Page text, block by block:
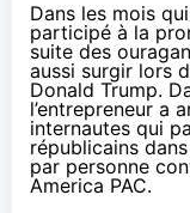
Dans les mois
participé à la
suite des
aussi surgir lors
Donald Trump.
l’entrepreneur a
internautes qui
républicains
par personne
America PAC.